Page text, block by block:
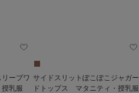
ーブワ
乳服
サイドスリットぽこぽこジャガー
ドトップス マタニティ・授乳服